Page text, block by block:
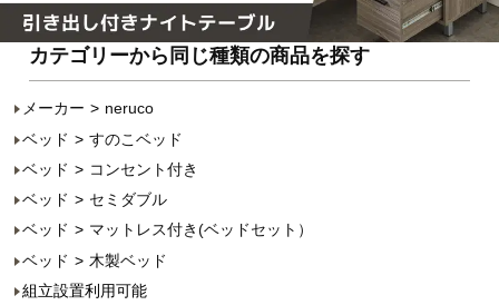
カテゴリーから同じ種類の商品を探す
メーカー
neruco
ベッド
すのこベッド
ベッド
コンセント付き
ベッド
セミダブル
ベッド
マットレス付き(ベッドセット）
ベッド
木製ベッド
組立設置利用可能